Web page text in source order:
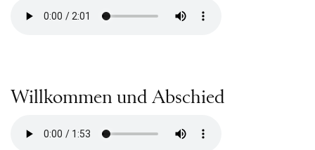
Willkommen und Abschied